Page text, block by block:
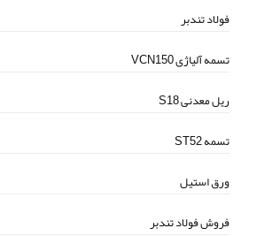
فولاد تندبر
تسمه آلیاژی VCN150
ریل معدنی S18
تسمه ST52
ورق استیل
فروش فولاد تندبر